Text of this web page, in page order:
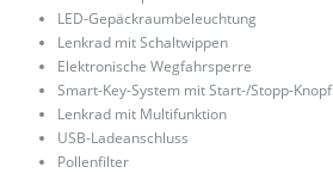
LED-Gepäckraumbeleuchtung
Lenkrad mit Schaltwippen
Elektronische Wegfahrsperre
Smart-Key-System mit Start-/Stopp-Knopf
Lenkrad mit Multifunktion
USB-Ladeanschluss
Pollenfilter